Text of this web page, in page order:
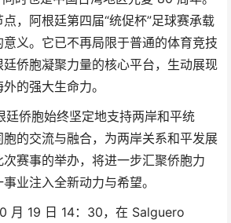
，阿根廷第四届“统促杯”足球赛承载
义。它已不再局限于普通的体育竞技
侨胞凝聚力量的核心平台，生动展现
的强大生命力。
侨胞始终坚定地支持两岸和平统
的交流与融合，为两岸关系和平发展
赛事的举办，将进一步汇聚侨胞力
业注入全新动力与希望。
19 日 14：30，在 Salguero